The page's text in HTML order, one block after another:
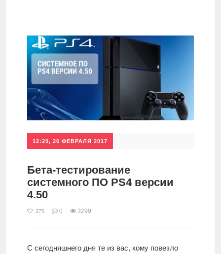
Мобильное
Культовые
игры
12:20, 26 ФЕВРАЛЯ 2017
Бета-тестирование
системного ПО PS4 версии
4.50
275 0 3299
С сегодняшнего дня те из вас, кому повезло